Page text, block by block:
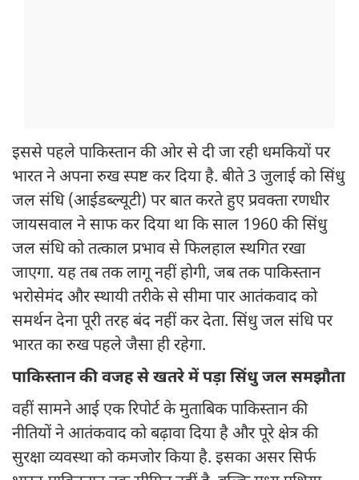
इससे पहले पाकिस्तान की ओर से दी जा रही धमकियों पर
भारत ने अपना रुख स्पष्ट कर दिया है. बीते 3 जुलाई को सिंधु
जल संधि (आईडब्‍ल्‍यूटी) पर बात करते हुए प्रवक्ता रणधीर
जायसवाल ने साफ कर दिया था क‍ि साल 1960 की सिंधु
जल संधि को तत्काल प्रभाव से फिलहाल स्थगित रखा
जाएगा. यह तब तक लागू नहीं होगी, जब तक पाकिस्तान
भरोसेमंद और स्थायी तरीके से सीमा पार आतंकवाद को
समर्थन देना पूरी तरह बंद नहीं कर देता. सिंधु जल संधि पर
भारत का रुख पहले जैसा ही रहेगा.
पाकिस्तान की वजह से खतरे में पड़ा सिंधु जल समझौता
वहीं सामने आई एक रिपोर्ट के मुताबिक पाकिस्तान की
नीतियों ने आतंकवाद को बढ़ावा दिया है और पूरे क्षेत्र की
सुरक्षा व्यवस्था को कमजोर किया है. इसका असर सिर्फ